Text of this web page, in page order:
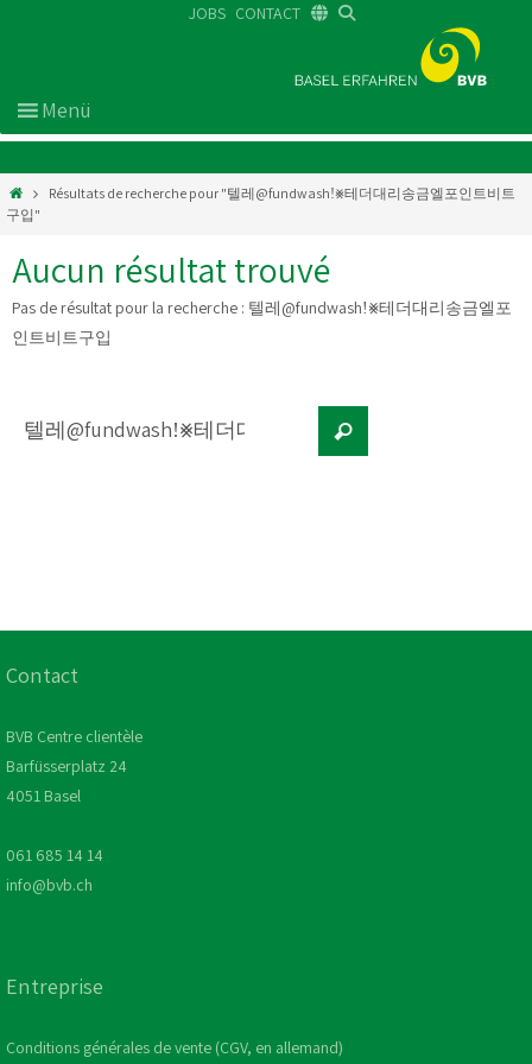
JOBS CONTACT
Résultats de recherche pour "텔레@fundwashǃ⨳테더대리송금엘포인트비트
구입"
Aucun résultat trouvé
Pas de résultat pour la recherche : 텔레@fundwashǃ⨳테더대리송금엘포
인트비트구입
Contact
BVB Centre clientèle
Barfüsserplatz 24
4051 Basel
061 685 14 14
info@bvb.ch
Entreprise
Conditions générales de vente (CGV, en allemand)